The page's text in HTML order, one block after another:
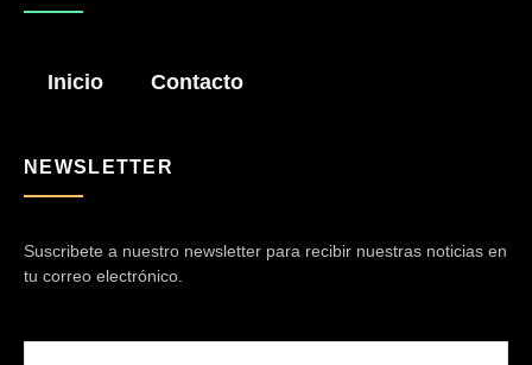
Inicio Contacto
NEWSLETTER
Suscribete a nuestro newsletter para recibir nuestras noticias en
tu correo electrónico.